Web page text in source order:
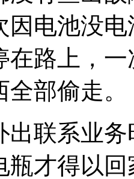
因电池没
在路上，
部偷走。
出联系业
瓶才得以